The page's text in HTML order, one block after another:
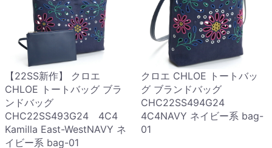
【22SS新作】 クロエ
CHLOE トートバッグ ブラ
ンドバッグ
CHC22SS493G24 4C4
Kamilla East-WestNAVY ネ
イビー系 bag-01
クロエ CHLOE トートバッ
グ ブランドバッグ
CHC22SS494G24
4C4NAVY ネイビー系 bag-
01